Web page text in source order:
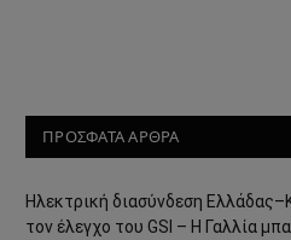
ΠΡΟΣΦΑΤΑ ΑΡΘΡΑ
Ηλεκτρική διασύνδεση
τον έλεγχο του GSI – Η Γαλλία